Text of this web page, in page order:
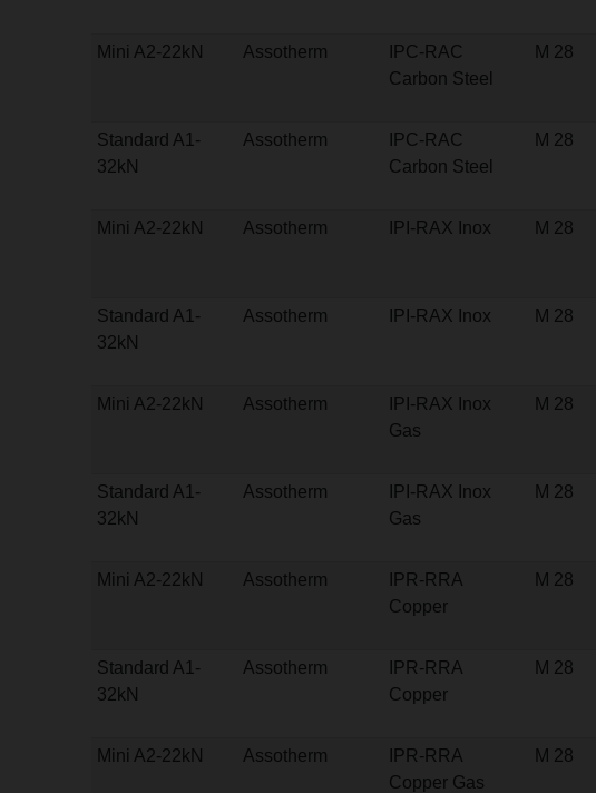
Mini A2-22kN Assotherm
IPC-RAC
Carbon Steel
M 28
Standard A1-
32kN
Assotherm
IPC-RAC
Carbon Steel
M 28
Mini A2-22kN Assotherm IPI-RAX Inox M 28
Standard A1-
32kN
Assotherm IPI-RAX Inox M 28
Mini A2-22kN Assotherm
IPI-RAX Inox
Gas
M 28
Standard A1-
32kN
Assotherm
IPI-RAX Inox
Gas
M 28
Mini A2-22kN Assotherm
IPR-RRA
Copper
M 28
Standard A1-
32kN
Assotherm
IPR-RRA
Copper
M 28
Mini A2-22kN Assotherm
IPR-RRA
Copper Gas
M 28